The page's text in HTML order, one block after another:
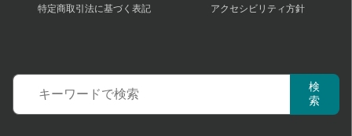
特定商取引法に基づく表記 アクセシビリティ方針
サ
ト
検
索